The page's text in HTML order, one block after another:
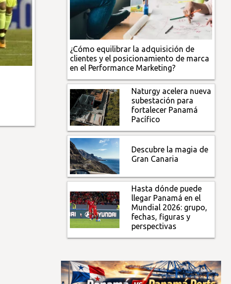
¿Cómo equilibrar la adquisición de
clientes y el posicionamiento de marca
en el Performance Marketing?
Naturgy acelera nueva
subestación para
fortalecer Panamá
Pacífico
Descubre la magia de
Gran Canaria
Hasta dónde puede
llegar Panamá en el
Mundial 2026: grupo,
fechas, figuras y
perspectivas